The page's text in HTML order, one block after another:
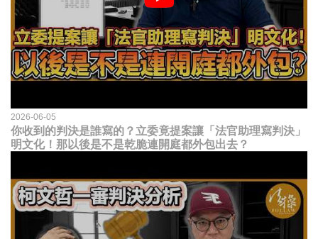
2026-06-05
你收到的判決是誰寫的？立委竟提案讓「法官助理寫判決」
明文化！那以後是不是乾脆連開庭都外包出去？